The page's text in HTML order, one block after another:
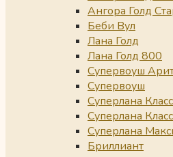
Ангора Голд
Беби Вул
Лана Голд
Лана Голд 800
Супервоуш
Супервоуш
Суперлана
Суперлана
Суперлана
Бриллиант